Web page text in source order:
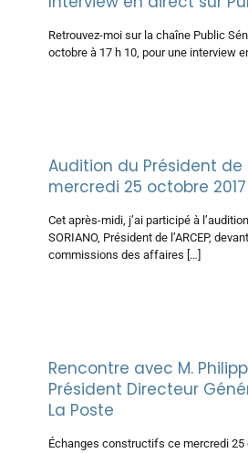
Retrouvez-moi sur la chaîne Public
octobre à 17 h 10, pour une interview
Audition du Président de
mercredi 25 octobre 2017
Cet après-midi, j’ai participé à
SORIANO, Président de l’ARCEP,
commissions des affaires […]
Rencontre avec M.
Président Directeur
La Poste
Échanges constructifs ce mercredi 25